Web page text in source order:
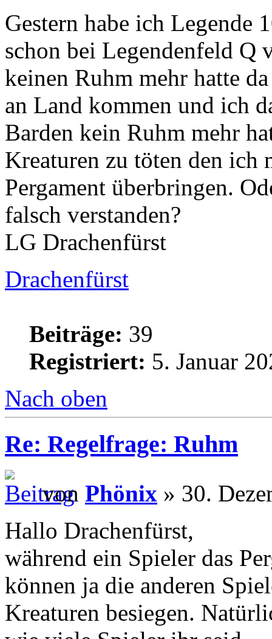
Gestern habe ich Legende
schon bei Legendenfeld Q
keinen Ruhm mehr hatte
an Land kommen und ich
Barden kein Ruhm mehr
Kreaturen zu töten den ich
Pergament überbringen.
falsch verstanden?
LG Drachenfürst
Drachenfürst
Beiträge: 39
Registriert: 5. Januar
Nach oben
Re: Regelfrage: Ruhm
von Phönix » 30.
Hallo Drachenfürst,
während ein Spieler das
können ja die anderen
Kreaturen besiegen.